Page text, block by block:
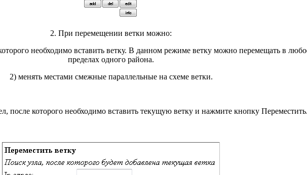
2. При перемещении ветки можно:
необходимо вставить ветку. В данном режиме ветку можно перемещать в
пределах одного района.
2) менять местами смежные параллельные на схеме ветки.
после которого необходимо вставить текущую ветку и нажмите кнопку Переместить.